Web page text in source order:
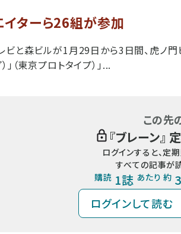
イターら26組が参加
ビと森ビルが1月29日から3日間、虎ノ
」（東京プロトタイプ）」...
この先
『ブレーン』
ログインすると、定
すべての記事が
購読 1誌 あたり 約
ログインして読む